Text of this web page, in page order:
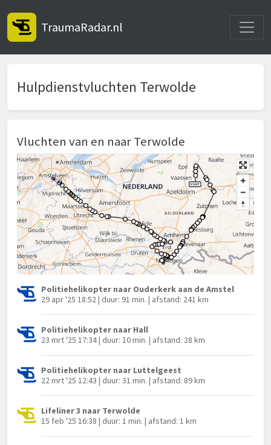
TraumaRadar.nl
Hulpdienstvluchten Terwolde
Vluchten van en naar Terwolde
Politiehelikopter naar Ouderkerk aan de Amstel
29 apr '25 18:52 | duur: 91 min. | afstand: 241 km
Politiehelikopter naar Hall
23 mrt '25 17:34 | duur: 10 min. | afstand: 28 km
Politiehelikopter naar Luttelgeest
22 mrt '25 12:43 | duur: 31 min. | afstand: 89 km
Lifeliner 3 naar Terwolde
15 feb '25 16:38 | duur: 1 min. | afstand: 1 km